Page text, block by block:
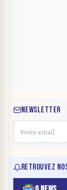
NEWSLETTER
RETROUVEZ